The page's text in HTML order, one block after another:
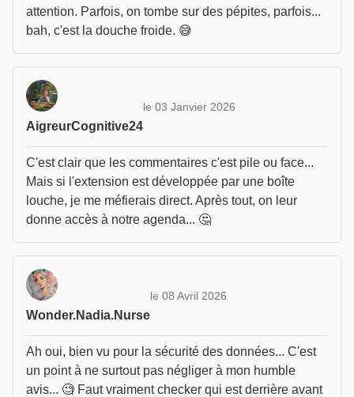
attention. Parfois, on tombe sur des pépites, parfois...
bah, c'est la douche froide. 😅
AigreurCognitive24
le 03 Janvier 2026
C'est clair que les commentaires c'est pile ou face...
Mais si l'extension est développée par une boîte
louche, je me méfierais direct. Après tout, on leur
donne accès à notre agenda... 🤔
Wonder.Nadia.Nurse
le 08 Avril 2026
Ah oui, bien vu pour la sécurité des données... C'est
un point à ne surtout pas négliger à mon humble
avis... 🧐 Faut vraiment checker qui est derrière avant